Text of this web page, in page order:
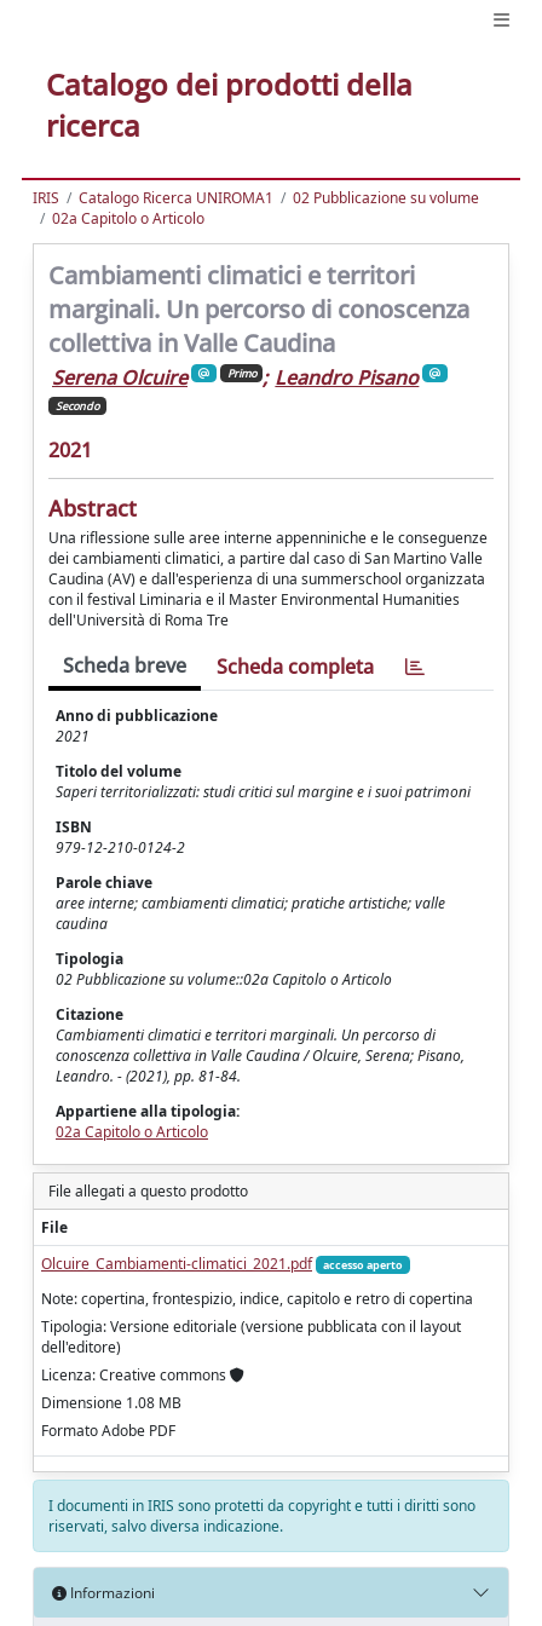
Catalogo dei prodotti della
ricerca
IRIS Catalogo Ricerca UNIROMA1
02 Pubblicazione su volume
02a Capitolo o Articolo
Cambiamenti climatici e territori
marginali. Un percorso di conoscenza
collettiva in Valle Caudina
Serena Olcuire Primo ; Leandro Pisano
Secondo
2021
Abstract
Una riflessione sulle aree interne appenniniche e le conseguenze
dei cambiamenti climatici, a partire dal caso di San Martino Valle
Caudina (AV) e dall'esperienza di una summerschool organizzata
con il festival Liminaria e il Master Environmental Humanities
dell'Università di Roma Tre
Scheda breve Scheda completa
Anno di pubblicazione
2021
Titolo del volume
Saperi territorializzati: studi critici sul margine e i suoi patrimoni
ISBN
979-12-210-0124-2
Parole chiave
aree interne; cambiamenti climatici; pratiche artistiche; valle
caudina
Tipologia
02 Pubblicazione su volume::02a Capitolo o Articolo
Citazione
Cambiamenti climatici e territori marginali. Un percorso di
conoscenza collettiva in Valle Caudina / Olcuire, Serena; Pisano,
Leandro. - (2021), pp. 81-84.
Appartiene alla tipologia:
02a Capitolo o Articolo
File allegati a questo prodotto
File
Olcuire_Cambiamenti-climatici_2021.pdf
accesso aperto
Note: copertina, frontespizio, indice, capitolo e retro di copertina
Tipologia: Versione editoriale (versione pubblicata con il layout
dell'editore)
Licenza: Creative commons
Dimensione 1.08 MB
Formato Adobe PDF
I documenti in IRIS sono protetti da copyright e tutti i diritti sono
riservati, salvo diversa indicazione.
Informazioni